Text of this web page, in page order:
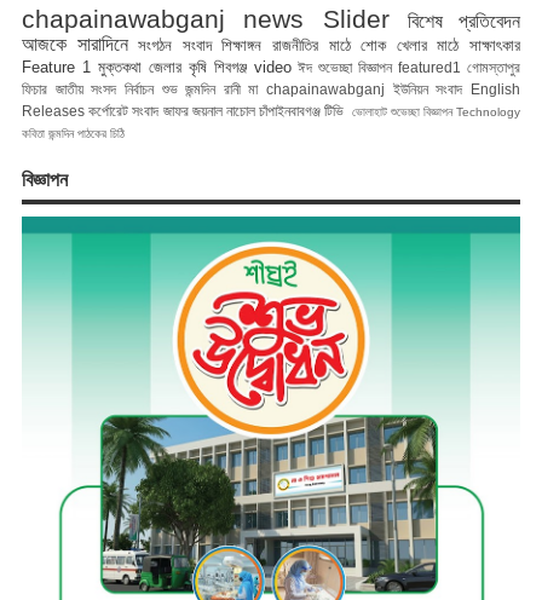
chapainawabganj news Slider
বিশেষ প্রতিবেদন
আজকে সারাদিনে সংগঠন সংবাদ শিক্ষাঙ্গন রাজনীতির মাঠে শোক খেলার মাঠে
সাক্ষাৎকার
Feature 1 মুক্তকথা জেলার কৃষি শিবগঞ্জ video ঈদ শুভেচ্ছা বিজ্ঞাপন featured1
গোমস্তাপুর
ফিচার জাতীয় সংসদ নির্বাচন শুভ জন্মদিন রানী মা chapainawabganj ইউনিয়ন সংবাদ
English
Releases কর্পোরেট সংবাদ জাফর জয়নাল নাচোল চাঁপাইনবাবগঞ্জ টিভি ভোলাহাট শুভেচ্ছা বিজ্ঞাপন Technology
কবিতা জন্মদিন পাঠকের চিঠি
বিজ্ঞাপন